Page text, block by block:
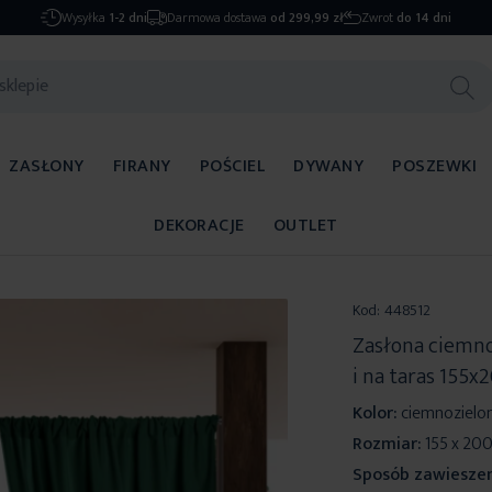
Wysyłka 1-2 dni Darmowa dostawa od 299,99 zł Zwrot do 14 dni
ZASŁONY FIRANY POŚCIEL DYWANY
POSZEWKI
DEKORACJE
OUTLET
Kod: 448512
Zasłona
i na taras
Kolor:
Rozmiar:155 x
Sposób